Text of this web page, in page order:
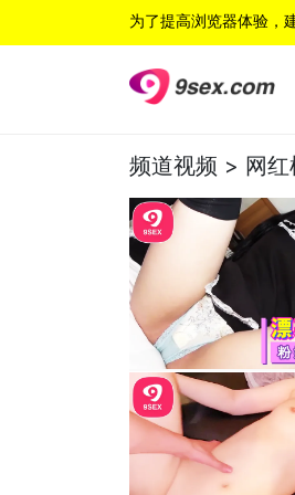
为了提高浏览器体验，
频道视频 > 网